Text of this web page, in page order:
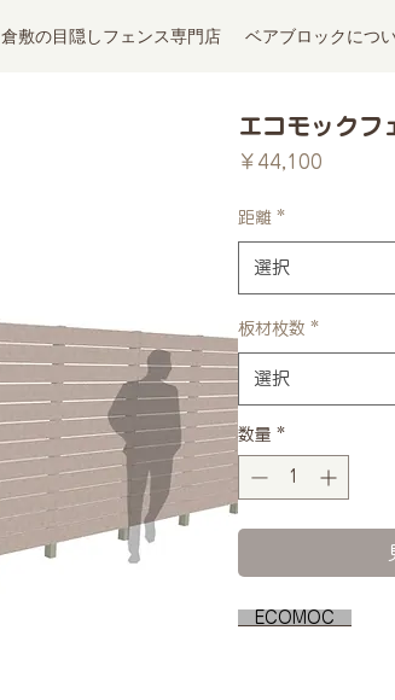
倉敷の目隠しフェンス専門店 ベアブロックにつ
エコモック
￥44,100
距離 *
選択
板材枚数 *
選択
数量 *
ECOMOC